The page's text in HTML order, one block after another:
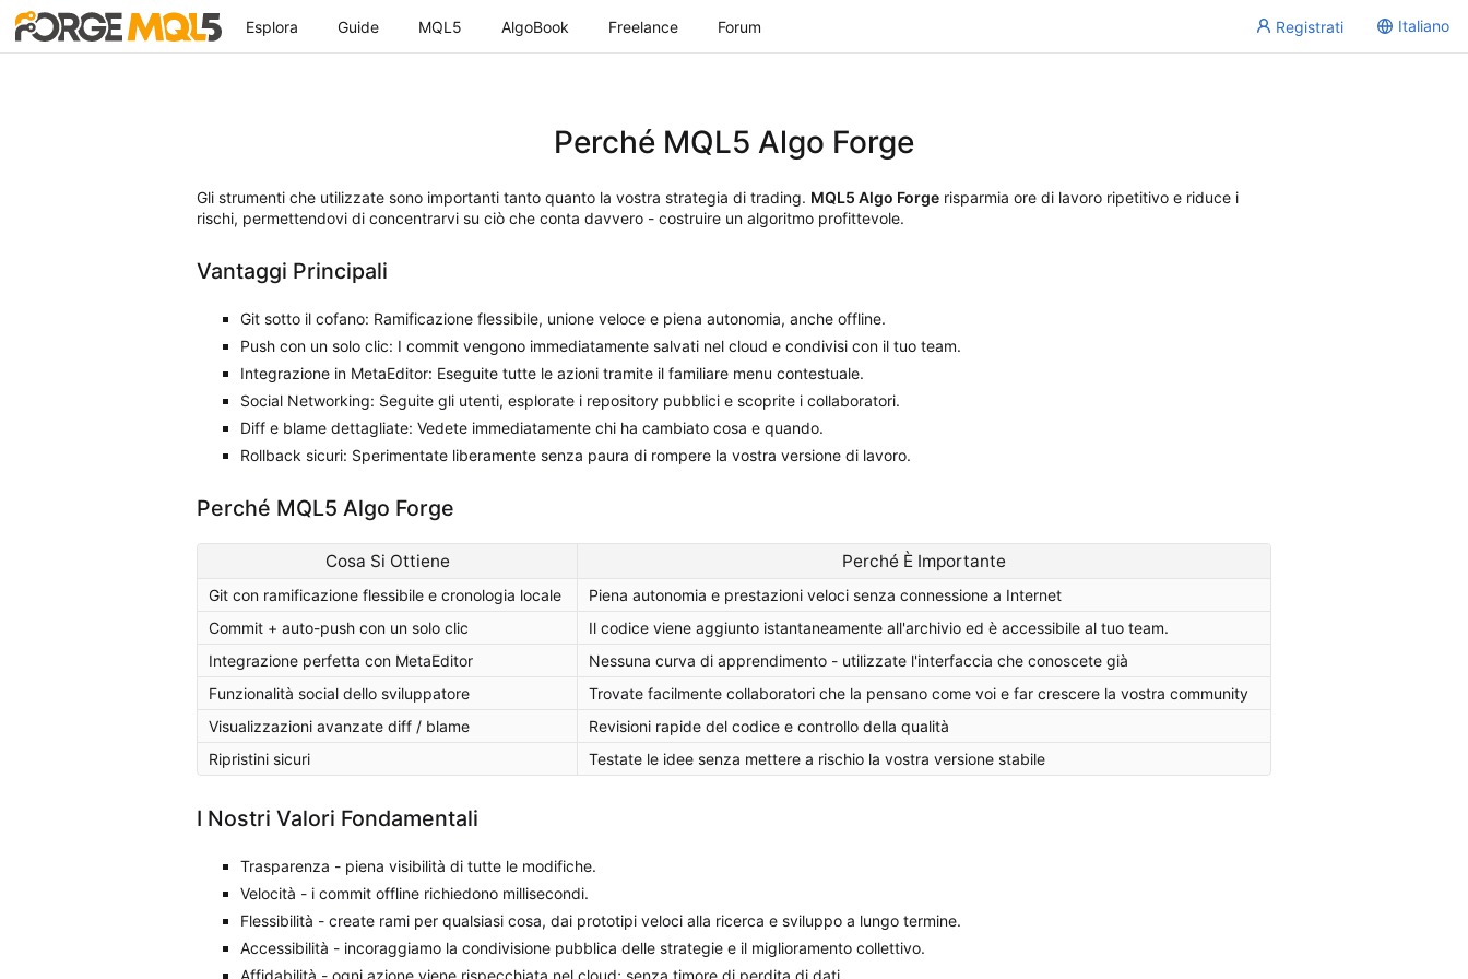
Esplora Guide MQL5 AlgoBook Freelance Forum Registrati Italiano
Perché MQL5 Algo Forge
Gli strumenti che utilizzate sono importanti tanto quanto la vostra strategia di trading. MQL5 Algo Forge risparmia ore di lavoro ripetitivo e riduce i
rischi, permettendovi di concentrarvi su ciò che conta davvero - costruire un algoritmo profittevole.
Vantaggi Principali
Git sotto il cofano: Ramificazione flessibile, unione veloce e piena autonomia, anche offline.
Push con un solo clic: I commit vengono immediatamente salvati nel cloud e condivisi con il tuo team.
Integrazione in MetaEditor: Eseguite tutte le azioni tramite il familiare menu contestuale.
Social Networking: Seguite gli utenti, esplorate i repository pubblici e scoprite i collaboratori.
Diff e blame dettagliate: Vedete immediatamente chi ha cambiato cosa e quando.
Rollback sicuri: Sperimentate liberamente senza paura di rompere la vostra versione di lavoro.
Perché MQL5 Algo Forge
Cosa Si Ottiene Perché È Importante
Git con ramificazione flessibile e cronologia locale
Piena autonomia e prestazioni veloci senza connessione a Internet
Commit + auto-push con un solo clic
Il codice viene aggiunto istantaneamente all'archivio ed è accessibile al tuo team.
Integrazione perfetta con MetaEditor
Nessuna curva di apprendimento - utilizzate l'interfaccia che conoscete già
Funzionalità social dello sviluppatore
Trovate facilmente collaboratori che la pensano come voi e far crescere la vostra community
Visualizzazioni avanzate diff / blame
Revisioni rapide del codice e controllo della qualità
Ripristini sicuri
Testate le idee senza mettere a rischio la vostra versione stabile
I Nostri Valori Fondamentali
Trasparenza - piena visibilità di tutte le modifiche.
Velocità - i commit offline richiedono millisecondi.
Flessibilità - create rami per qualsiasi cosa, dai prototipi veloci alla ricerca e sviluppo a lungo termine.
Accessibilità - incoraggiamo la condivisione pubblica delle strategie e il miglioramento collettivo.
Affidabilità - ogni azione viene rispecchiata nel cloud; senza timore di perdita di dati.